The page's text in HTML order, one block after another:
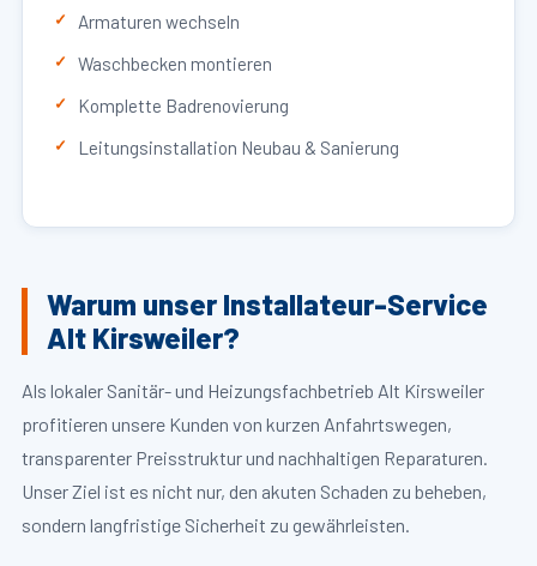
Armaturen wechseln
Waschbecken montieren
Komplette Badrenovierung
Leitungsinstallation Neubau & Sanierung
Warum unser Installateur-Service
Alt Kirsweiler?
Als lokaler Sanitär- und Heizungsfachbetrieb Alt Kirsweiler
profitieren unsere Kunden von kurzen Anfahrtswegen,
transparenter Preisstruktur und nachhaltigen Reparaturen.
Unser Ziel ist es nicht nur, den akuten Schaden zu beheben,
sondern langfristige Sicherheit zu gewährleisten.